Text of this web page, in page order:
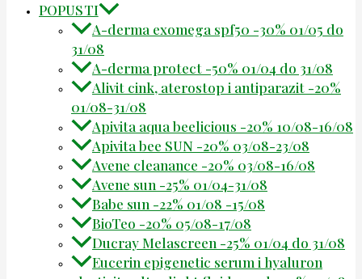
POPUSTI
A-derma exomega spf50 -30% 01/05 do
31/08
A-derma protect -50% 01/04 do 31/08
Alivit cink, aterostop i antiparazit -20%
01/08-31/08
Apivita aqua beelicious -20% 10/08-16/08
Apivita bee SUN -20% 03/08-23/08
Avene cleanance -20% 03/08-16/08
Avene sun -25% 01/04-31/08
Babe sun -22% 01/08 -15/08
BioTeo -20% 05/08-17/08
Ducray Melascreen -25% 01/04 do 31/08
Eucerin epigenetic serum i hyaluron